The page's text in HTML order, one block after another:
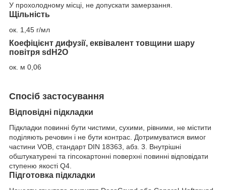
У прохолодному місці, не допускати замерзання.
Щільність
ок. 1,45 г/мл
Коефіцієнт дифузії, еквівалент товщини шару
повітря sd H2O
ок. м 0,06
Спосіб застосування
Відповідні підкладки
Підкладки повинні бути чистими, сухими, рівними, не містити
поділяють речовин і не бути контрас. Дотримуватися вимог
частини VOB, стандарт DIN 18363, абз. 3. Внутрішні
обштукатурені та гіпсокартонні поверхні повинні відповідати
ступеню якості Q4.
Підготовка підкладки